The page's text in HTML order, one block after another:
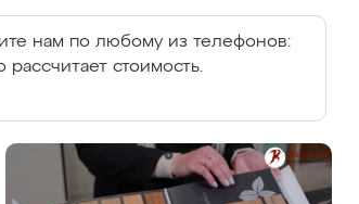
нам по любому из телефонов:
стоимость.